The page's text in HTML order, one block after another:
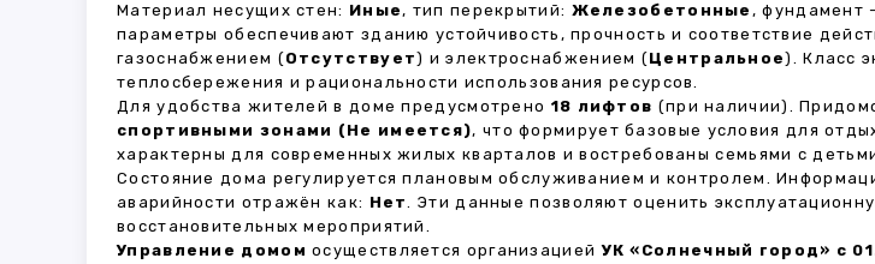
Материал несущих стен: Иные, тип перекрытий: Железобетонные , фундамент
параметры обеспечивают зданию устойчивость, прочность и соответствие
газоснабжением (Отсутствует) и электроснабжением (Центральное). Класс
теплосбережения и рациональности использования ресурсов.
Для удобства жителей в доме предусмотрено 18 лифтов (при наличии).
спортивными зонами (Не имеется), что формирует базовые условия для
характерны для современных жилых кварталов и востребованы семьями с
Состояние дома регулируется плановым обслуживанием и контролем.
аварийности отражён как: Нет. Эти данные позволяют оценить
восстановительных мероприятий.
Управление домом осуществляется организациейУК «Солнечный город» с